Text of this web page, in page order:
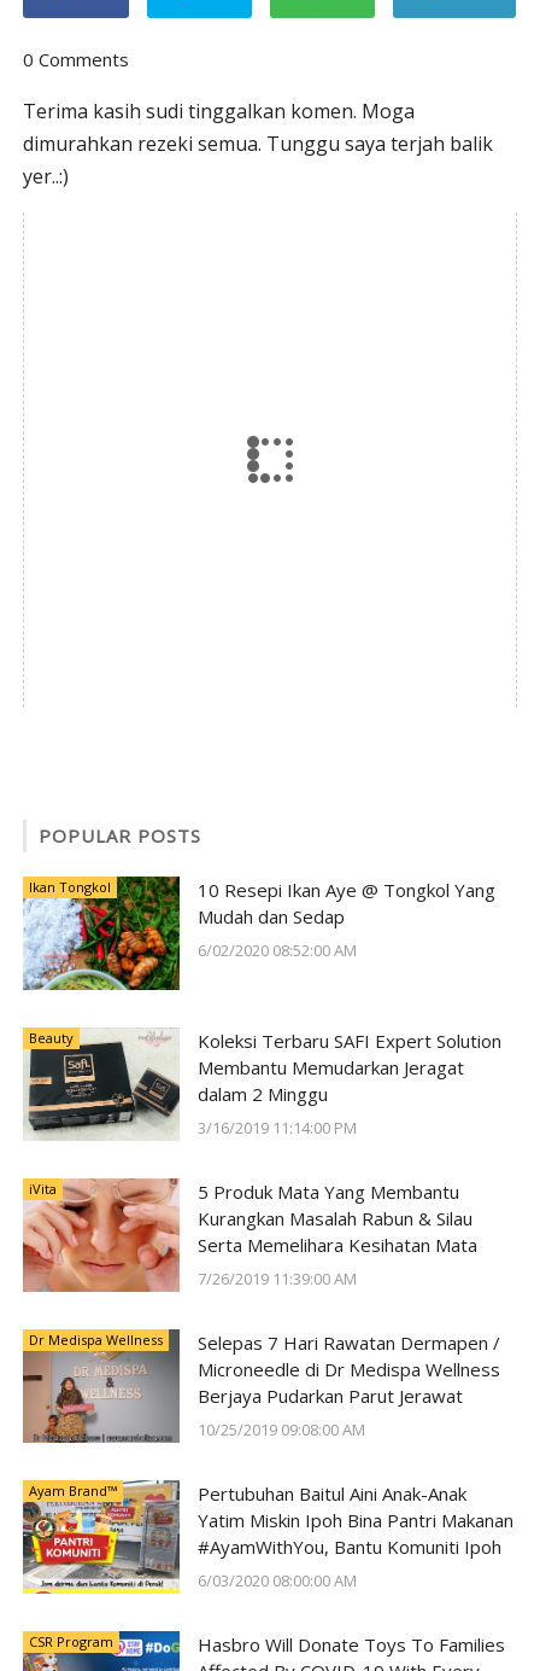
0 Comments
Terima kasih sudi tinggalkan komen. Moga
dimurahkan rezeki semua. Tunggu saya terjah balik
yer..:)
POPULAR POSTS
Ikan Tongkol
10 Resepi Ikan Aye @ Tongkol Yang
Mudah dan Sedap
6/02/2020 08:52:00 AM
Beauty
Koleksi Terbaru SAFI Expert Solution
Membantu Memudarkan Jeragat
dalam 2 Minggu
3/16/2019 11:14:00 PM
iVita
5 Produk Mata Yang Membantu
Kurangkan Masalah Rabun & Silau
Serta Memelihara Kesihatan Mata
7/26/2019 11:39:00 AM
Dr Medispa Wellness
Selepas 7 Hari Rawatan Dermapen /
Microneedle di Dr Medispa Wellness
Berjaya Pudarkan Parut Jerawat
10/25/2019 09:08:00 AM
Ayam Brand™
Pertubuhan Baitul Aini Anak-Anak
Yatim Miskin Ipoh Bina Pantri Makanan
#AyamWithYou, Bantu Komuniti Ipoh
6/03/2020 08:00:00 AM
CSR Program
Hasbro Will Donate Toys To Families